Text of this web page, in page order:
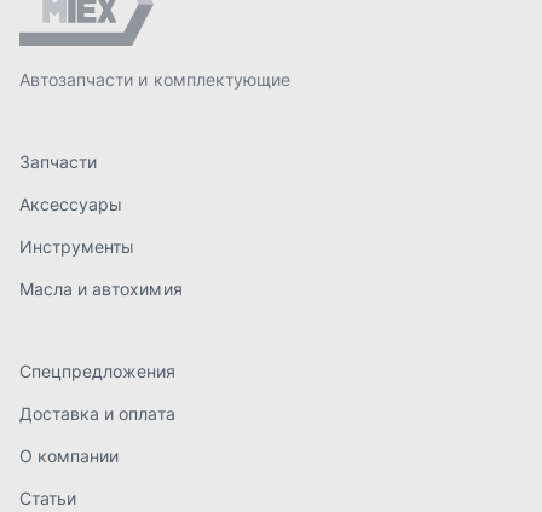
Спецпредложения
Доставка и оплата
Контакты
order@mteh74.ru
+7 (904) 945-52-55
г. Златоуст